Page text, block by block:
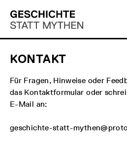
zum
Inhalt
Geschichte
Statt
Mythen
KONTAKT
Für Fragen, Hinweise oder
das Kontaktformular oder
E-Mail an:
geschichte-statt-